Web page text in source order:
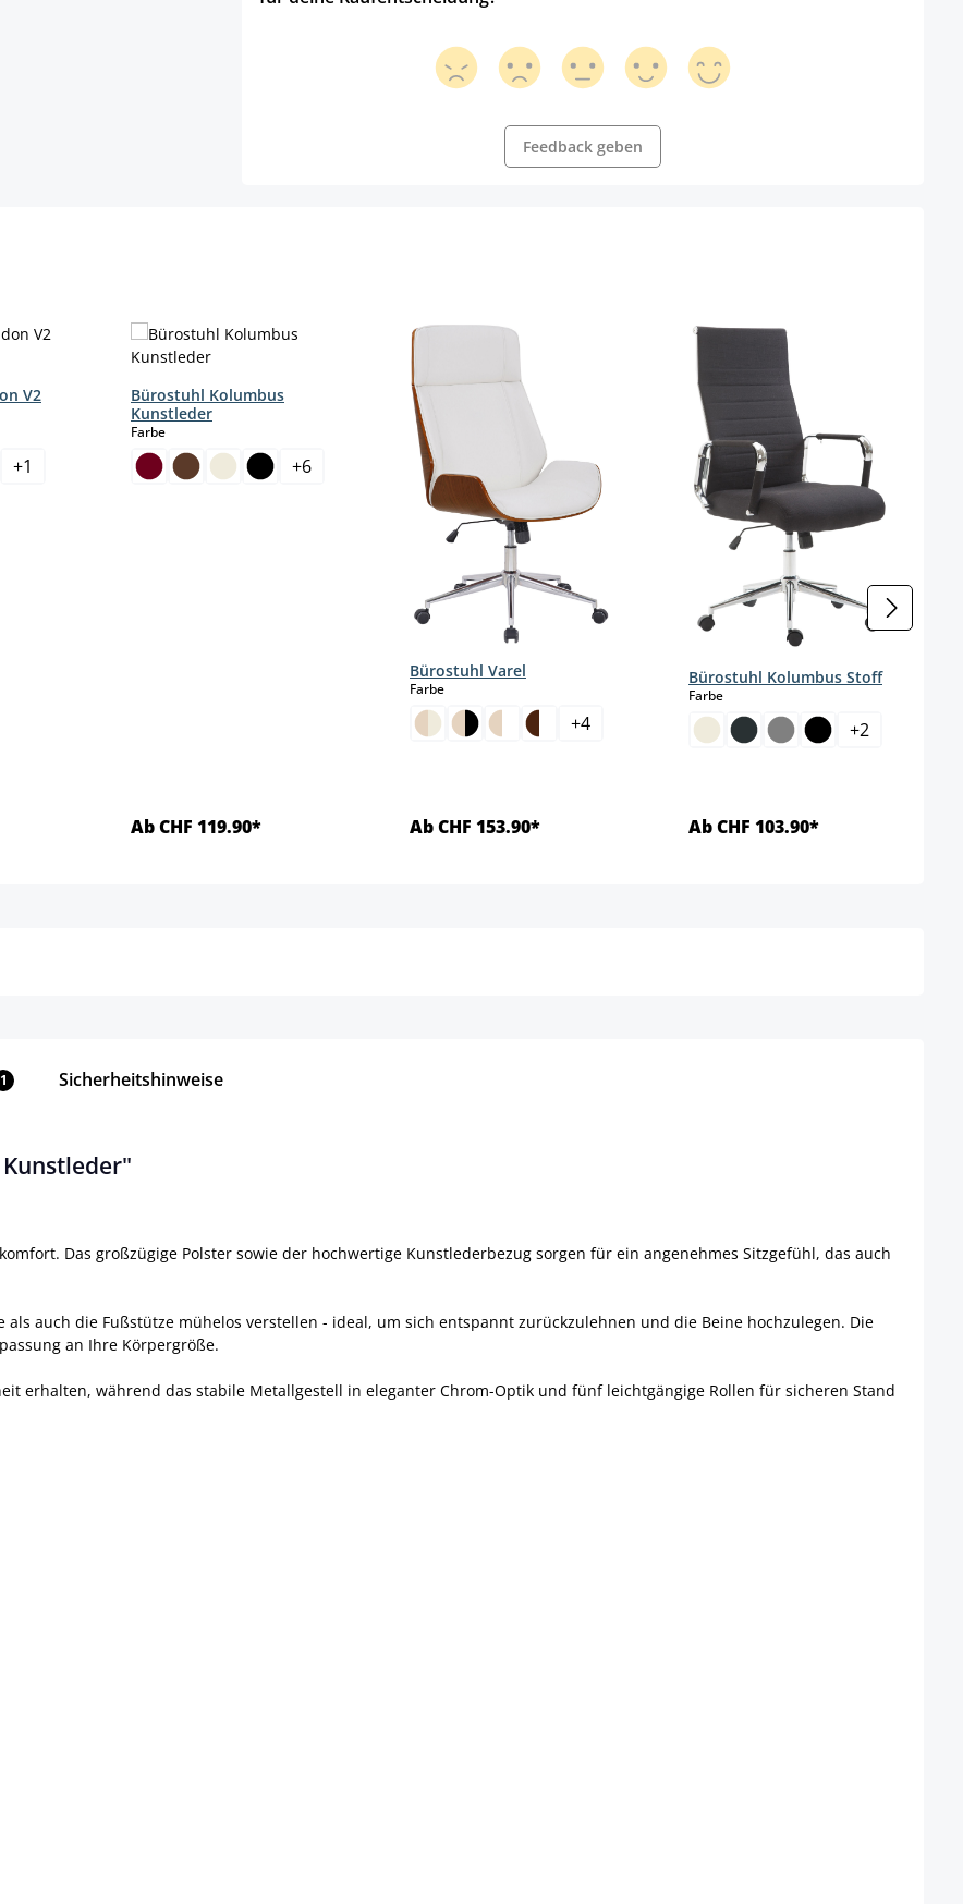
Feedback geben
V2
+1
Bürostuhl Kolumbus
Kunstleder
Farbeauswählen
+6
Ab CHF 119.90*
Bürostuhl Varel
Farbeauswählen
+4
Ab CHF 153.90*
Bürostuhl Kolumbus Stoff
Farbeauswählen
+2
Ab CHF 103.90*
1 Sicherheitshinweise
Das großzügige Polster sowie der hochwertige Kunstlederbezug sorgen für ein angenehmes Sitzgefühl, das auch
auch die Fußstütze mühelos verstellen - ideal, um sich entspannt zurückzulehnen und die Beine hochzulegen. Die
an Ihre Körpergröße.
erhalten, während das stabile Metallgestell in eleganter Chrom-Optik und fünf leichtgängige Rollen für sicheren Stand